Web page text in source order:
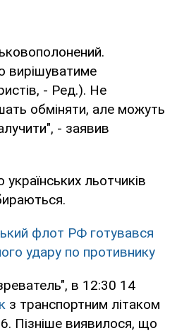
вирішуватиме
- Ред.). Не
обміняти, але можуть
- заявив
льотчиків
флот РФ готувався
удару по противнику
в 12:30 14
з транспортним літаком
Пізніше виявилося, що